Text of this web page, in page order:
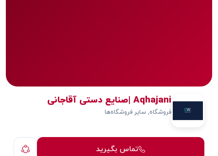
Aqhajani |صنایع دستی آقاجانی
فروشگاه, سایر فروشگاه‌ها
تماس بگیرید